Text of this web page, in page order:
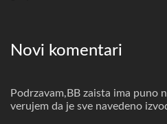
Novi komentari
Podrzavam,BB zaista ima puno
verujem da je sve navedeno